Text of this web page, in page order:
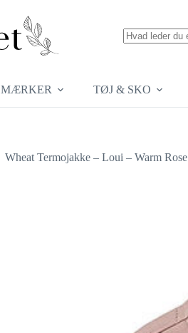
MÆRKER TØJ & SKO
Wheat Termojakke – Loui – Warm Rose